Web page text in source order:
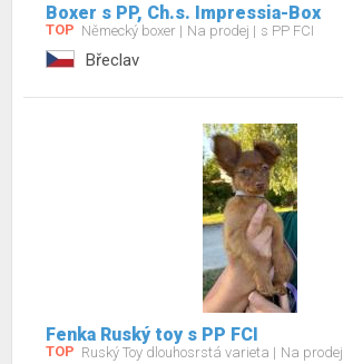
Boxer s PP, Ch.s. Impressia-Box
TOP Německý boxer Na prodej s PP FCI
Břeclav
Fenka Ruský toy s PP FCI
TOP Ruský Toy dlouhosrstá varieta Na prodej